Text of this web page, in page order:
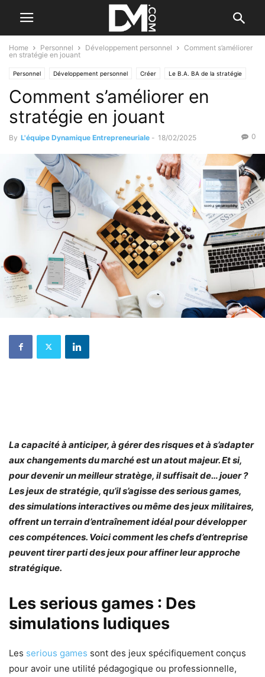
Home Personnel Développement personnel
Comment s’améliorer
en stratégie en jouant
Personnel Développement personnel Créer Le B.A. BA de la stratégie
Les stratégies originales
Comment s’améliorer en
stratégie en jouant
By L'équipe Dynamique Entrepreneuriale - 18/02/2025 0
La capacité à anticiper, à gérer des risques et à s’adapter
aux changements du marché est un atout majeur. Et si,
pour devenir un meilleur stratège, il suffisait de… jouer ?
Les jeux de stratégie, qu’il s’agisse des serious games,
des simulations interactives ou même des jeux militaires,
offrent un terrain d’entraînement idéal pour développer
ces compétences. Voici comment les chefs d’entreprise
peuvent tirer parti des jeux pour affiner leur approche
stratégique.
Les serious games : Des
simulations ludiques
Les serious games sont des jeux spécifiquement conçus
pour avoir une utilité pédagogique ou professionnelle,